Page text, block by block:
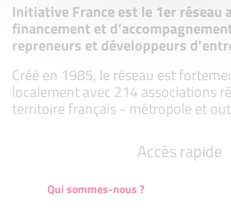
Initiative France est le 1er réseau
financement et
repreneurs et développeurs
Créé en 1985, le réseau est
localement avec 214 associations
territoire français - métropole et
Accès rapide
Qui sommes-nous ?